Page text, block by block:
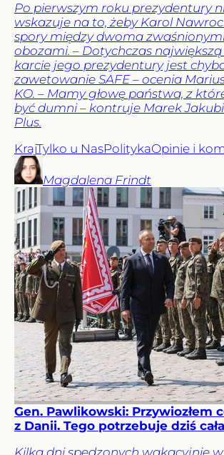
Po pierwszym roku prezydentury
wskazuje na to, żeby Karol
spory między dwoma
obozami. – Dotychczas
karcie jego prezydentury jest
zawetowanie SAFE – ocenia
KO. – Mamy głowę państwa, z
być dumni – kontruje Marek
Plus.
KrajTylko u NasPolitykaOpinie i
Magdalena Frindt
Gen. Pawlikowski: Przywiozłem
z Danii. Tego potrzebuje dziś